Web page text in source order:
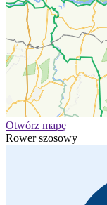
Otwórz mapę
Rower szosowy